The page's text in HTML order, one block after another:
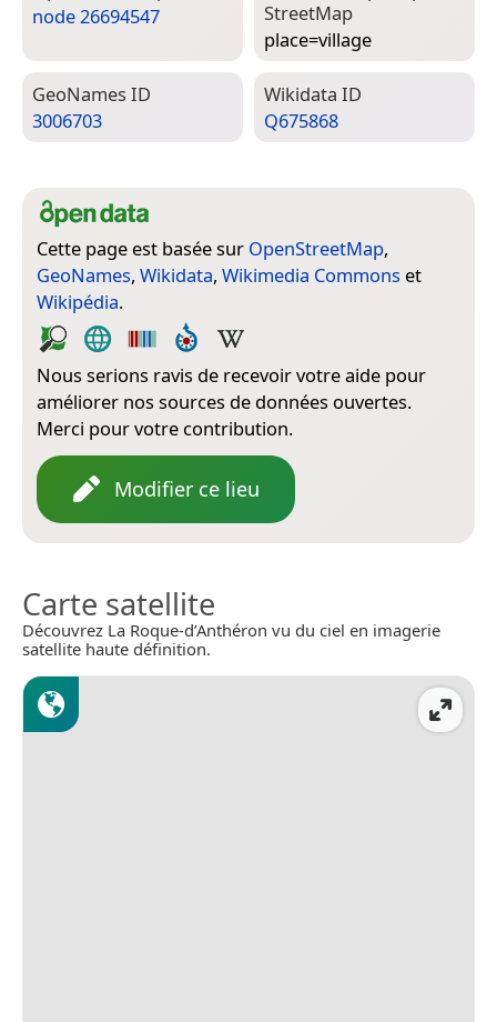
node 26694547
Street­Map
place=­village
Geo­Names ID
3006703
Wiki­data ID
Q675868
Cette page est basée sur OpenStreetMap,
GeoNames, Wikidata, Wikimedia Commons et
Wikipédia.
Nous serions ravis de recevoir votre aide pour
améliorer nos sources de données ouvertes.
Merci pour votre contribution.
Modifier ce lieu
Carte satellite
Découvrez La Roque-d’Anthéron vu du ciel en imagerie
satellite haute définition.